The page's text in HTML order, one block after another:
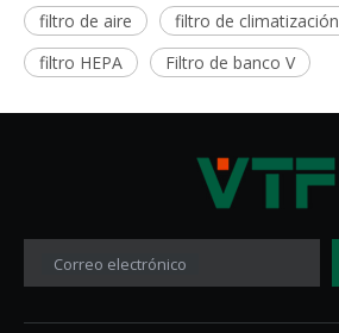
filtro de aire filtro de climatización
filtro HEPA
Filtro de banco V
Correo electrónico